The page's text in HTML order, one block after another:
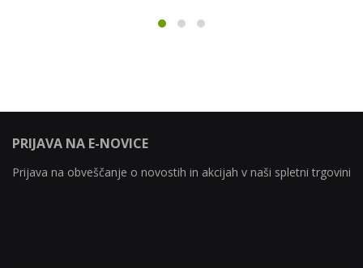
PRIJAVA NA E-NOVICE
Prijava na obveščanje o novostih in akcijah v naši spletni trgovini